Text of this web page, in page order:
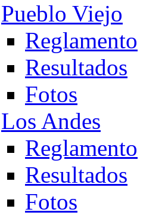
Pueblo Viejo
Reglamento
Resultados
Fotos
Los Andes
Reglamento
Resultados
Fotos